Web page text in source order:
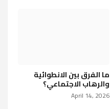
ما الفرق بين الانطوائية
والرهاب الاجتماعي؟
April 14, 2026